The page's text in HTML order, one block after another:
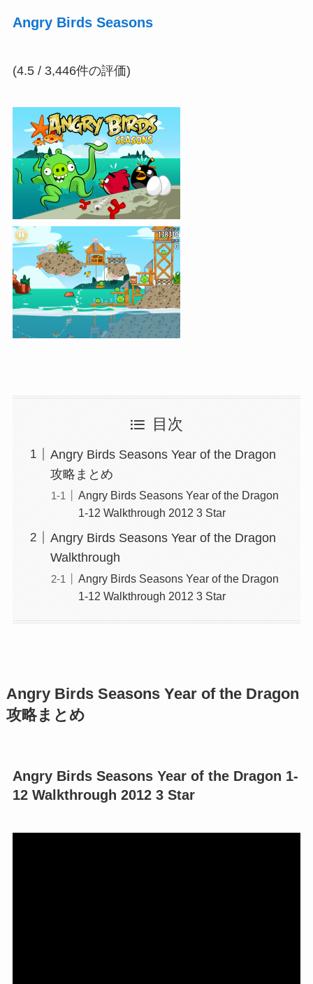
Angry Birds Seasons
(4.5 / 3,446件の評価)
目次
Angry Birds Seasons Year of the Dragon
攻略まとめ
Angry Birds Seasons Year of the Dragon
1-12 Walkthrough 2012 3 Star
Angry Birds Seasons Year of the Dragon
Walkthrough
Angry Birds Seasons Year of the Dragon
1-12 Walkthrough 2012 3 Star
Angry Birds Seasons Year of the Dragon
攻略まとめ
Angry Birds Seasons Year of the Dragon 1-
12 Walkthrough 2012 3 Star